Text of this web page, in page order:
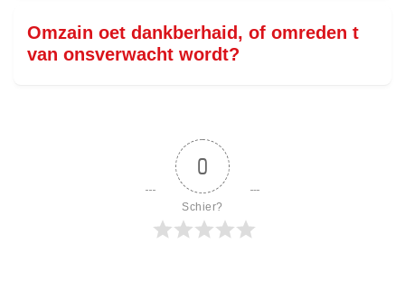
Omzain oet dankberhaid, of omreden t
van onsverwacht wordt?
0
Schier?